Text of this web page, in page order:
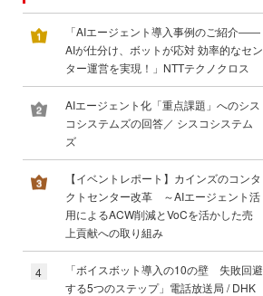
「AIエージェント導入事例のご紹介――
AIが仕分け、ボットが応対 効率的なセン
ター運営を実現！」NTTテクノクロス
AIエージェント化「重点課題」へのシス
コシステムズの回答／ シスコシステム
ズ
【イベントレポート】カインズのコンタ
クトセンター改革 ～AIエージェント活
用によるACW削減とVoCを活かした売
上貢献への取り組み
4
「ボイスボット導入の10の壁 失敗回避
する5つのステップ」電話放送局 / DHK